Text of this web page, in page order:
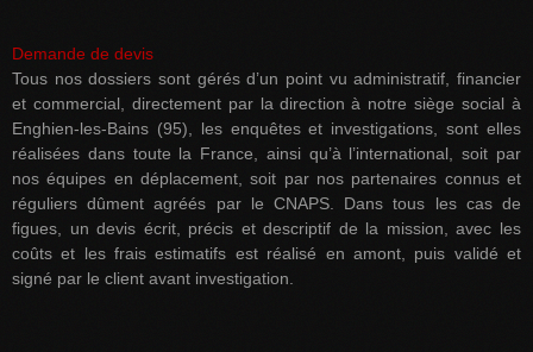
Demande de devis
Tous nos dossiers sont gérés d’un point vu administratif, financier
et commercial, directement par la direction à notre siège social à
Enghien-les-Bains (95), les enquêtes et investigations, sont elles
réalisées dans toute la France, ainsi qu’à l’international, soit par
nos équipes en déplacement, soit par nos partenaires connus et
réguliers dûment agréés par le CNAPS. Dans tous les cas de
figues, un devis écrit, précis et descriptif de la mission, avec les
coûts et les frais estimatifs est réalisé en amont, puis validé et
signé par le client avant investigation.